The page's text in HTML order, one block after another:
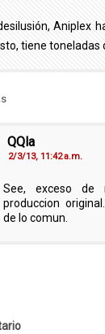
Aniplex
tiene toneladas
QQla
2/3/13, 11:42 a.m.
See, exceso
produccion
de lo comun.